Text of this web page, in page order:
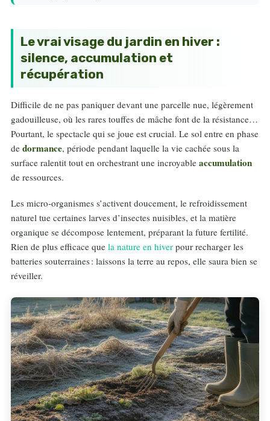
Le vrai visage du jardin en hiver :
silence, accumulation et
récupération
Difficile de ne pas paniquer devant une parcelle nue, légèrement
gadouilleuse, où les rares touffes de mâche font de la résistance…
Pourtant, le spectacle qui se joue est crucial. Le sol entre en phase
de dormance, période pendant laquelle la vie cachée sous la
surface ralentit tout en orchestrant une incroyable accumulation
de ressources.
Les micro-organismes s’activent doucement, le refroidissement
naturel tue certaines larves d’insectes nuisibles, et la matière
organique se décompose lentement, préparant la future fertilité.
Rien de plus efficace que la nature en hiver pour recharger les
batteries souterraines : laissons la terre au repos, elle saura bien se
réveiller.